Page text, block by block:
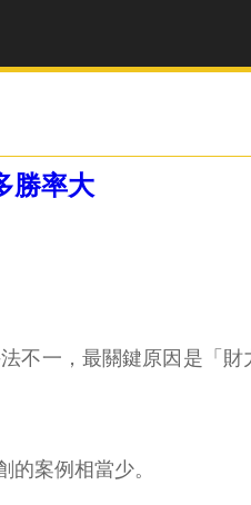
勝率大
不一，最關鍵原因是「
案例相當少。